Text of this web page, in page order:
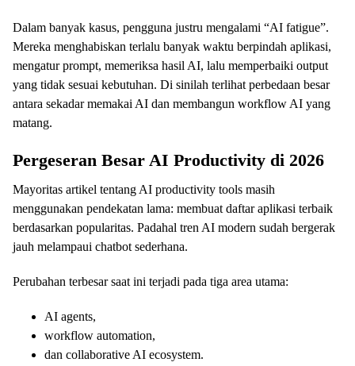
Dalam banyak kasus, pengguna justru mengalami “AI fatigue”.
Mereka menghabiskan terlalu banyak waktu berpindah aplikasi,
mengatur prompt, memeriksa hasil AI, lalu memperbaiki output
yang tidak sesuai kebutuhan. Di sinilah terlihat perbedaan besar
antara sekadar memakai AI dan membangun workflow AI yang
matang.
Pergeseran Besar AI Productivity di 2026
Mayoritas artikel tentang AI productivity tools masih
menggunakan pendekatan lama: membuat daftar aplikasi terbaik
berdasarkan popularitas. Padahal tren AI modern sudah bergerak
jauh melampaui chatbot sederhana.
Perubahan terbesar saat ini terjadi pada tiga area utama:
AI agents,
workflow automation,
dan collaborative AI ecosystem.